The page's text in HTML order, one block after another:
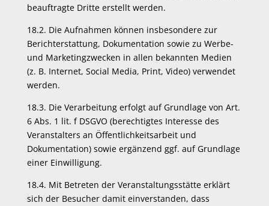
beauftragte Dritte erstellt werden.
18.2. Die Aufnahmen können insbesondere zur
Berichterstattung, Dokumentation sowie zu Werbe-
und Marketingzwecken in allen bekannten Medien
(z. B. Internet, Social Media, Print, Video) verwendet
werden.
18.3. Die Verarbeitung erfolgt auf Grundlage von Art.
6 Abs. 1 lit. f DSGVO (berechtigtes Interesse des
Veranstalters an Öffentlichkeitsarbeit und
Dokumentation) sowie ergänzend ggf. auf Grundlage
einer Einwilligung.
18.4. Mit Betreten der Veranstaltungsstätte erklärt
sich der Besucher damit einverstanden, dass